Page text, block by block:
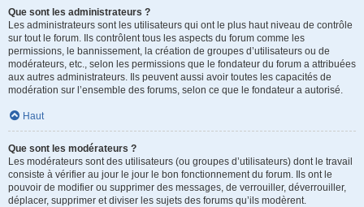
Que sont les administrateurs ?
Les administrateurs sont les utilisateurs qui ont le plus haut niveau de contrôle
sur tout le forum. Ils contrôlent tous les aspects du forum comme les
permissions, le bannissement, la création de groupes d’utilisateurs ou de
modérateurs, etc., selon les permissions que le fondateur du forum a attribuées
aux autres administrateurs. Ils peuvent aussi avoir toutes les capacités de
modération sur l’ensemble des forums, selon ce que le fondateur a autorisé.
Haut
Que sont les modérateurs ?
Les modérateurs sont des utilisateurs (ou groupes d’utilisateurs) dont le travail
consiste à vérifier au jour le jour le bon fonctionnement du forum. Ils ont le
pouvoir de modifier ou supprimer des messages, de verrouiller, déverrouiller,
déplacer, supprimer et diviser les sujets des forums qu’ils modèrent.